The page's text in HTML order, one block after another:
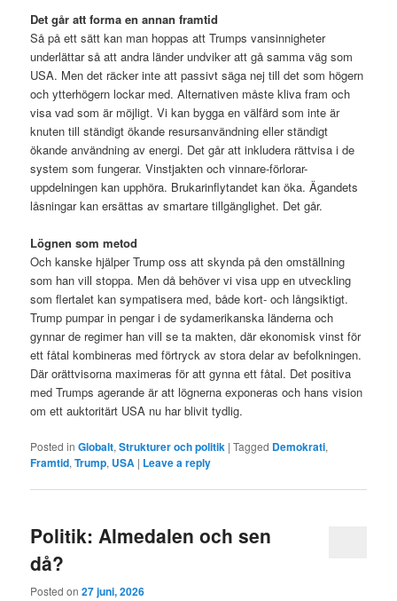
Det går att forma en annan framtid
Så på ett sätt kan man hoppas att Trumps vansinnigheter
underlättar så att andra länder undviker att gå samma väg som
USA. Men det räcker inte att passivt säga nej till det som högern
och ytterhögern lockar med. Alternativen måste kliva fram och
visa vad som är möjligt. Vi kan bygga en välfärd som inte är
knuten till ständigt ökande resursanvändning eller ständigt
ökande användning av energi. Det går att inkludera rättvisa i de
system som fungerar. Vinstjakten och vinnare-förlorar-
uppdelningen kan upphöra. Brukarinflytandet kan öka. Ägandets
låsningar kan ersättas av smartare tillgänglighet. Det går.
Lögnen som metod
Och kanske hjälper Trump oss att skynda på den omställning
som han vill stoppa. Men då behöver vi visa upp en utveckling
som flertalet kan sympatisera med, både kort- och långsiktigt.
Trump pumpar in pengar i de sydamerikanska länderna och
gynnar de regimer han vill se ta makten, där ekonomisk vinst för
ett fåtal kombineras med förtryck av stora delar av befolkningen.
Där orättvisorna maximeras för att gynna ett fåtal. Det positiva
med Trumps agerande är att lögnerna exponeras och hans vision
om ett auktoritärt USA nu har blivit tydlig.
Posted in Globalt,Strukturer och politik |Tagged Demokrati,
Framtid,Trump, USA | Leave a reply
Politik: Almedalen och sen
då?
Posted on27 juni, 2026